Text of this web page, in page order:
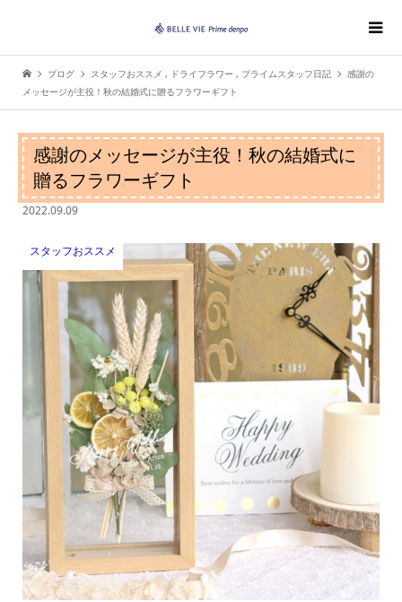
ブログ スタッフおススメ , ドライフラワー , プライムスタッフ日記
感謝の
メッセージが主役！秋の結婚式に贈るフラワーギフト
感謝のメッセージが主役！秋の結婚式に
贈るフラワーギフト
2022.09.09
スタッフおススメ